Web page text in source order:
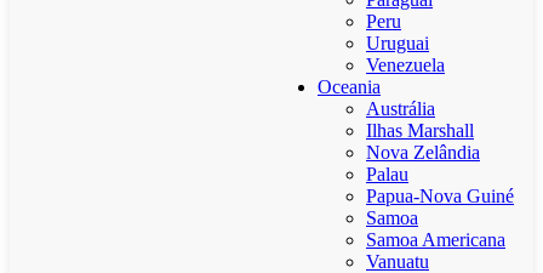
Peru
Uruguai
Venezuela
Oceania
Austrália
Ilhas Marshall
Nova Zelândia
Palau
Papua-Nova Guiné
Samoa
Samoa Americana
Vanuatu